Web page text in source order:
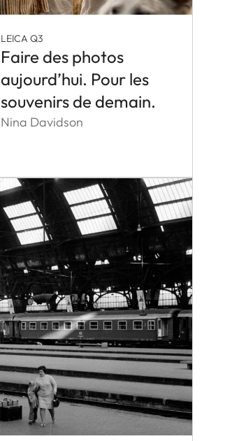
LEICA Q3
Faire des photos
aujourd’hui. Pour les
souvenirs de demain.
Nina Davidson